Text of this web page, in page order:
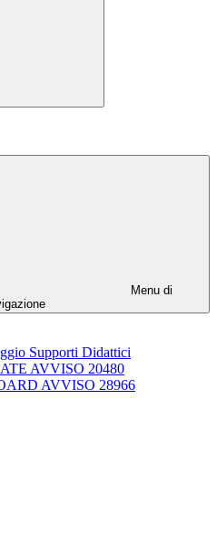
Menu di
Supporti Didattici
AVVISO 20480
AVVISO 28966